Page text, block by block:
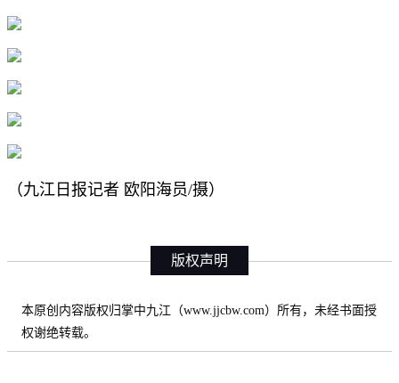
（九江日报记者 欧阳海员/摄）
版权声明
本原创内容版权归掌中九江（www.jjcbw.com）所有，未经书面授
权谢绝转载。